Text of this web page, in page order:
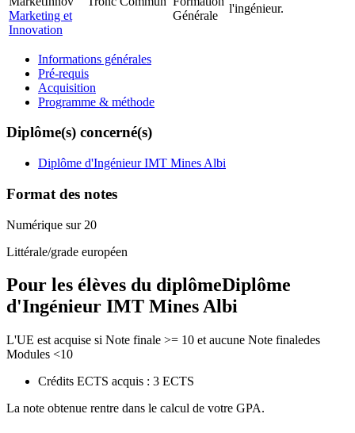
Marketing et
Innovation
Générale
l'ingénieur.
Informations générales
Pré-requis
Acquisition
Programme & méthode
Diplôme(s) concerné(s)
Diplôme d'Ingénieur IMT Mines Albi
Format des notes
Numérique sur 20
Littérale/grade européen
Pour les élèves du diplômeDiplôme
d'Ingénieur IMT Mines Albi
L'UE est acquise si Note finale >= 10 et aucune Note finaledes
Modules <10
Crédits ECTS acquis : 3 ECTS
La note obtenue rentre dans le calcul de votre GPA.